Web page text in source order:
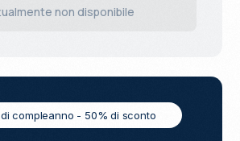
non disponibile
compleanno - 50% di sconto